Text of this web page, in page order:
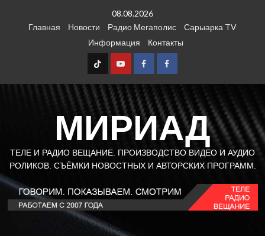
08.08.2026
Главная
Новости Радио Мегаполис
Сарыарка TV
Информация
Контакты
TT Youtube
FB1 FB2
МИРИАД
ТЕЛЕ И РАДИО ВЕЩАНИЕ. ПРОИЗВОДСТВО ВИДЕО И АУДИО
РОЛИКОВ. СЪЁМКИ НОВОСТНЫХ И АВТОРСКИХ ПРОГРАММ.